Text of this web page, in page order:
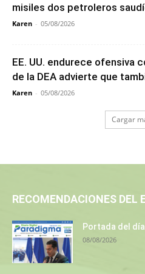
misiles dos petroleros
Karen - 05/08/2026
EE. UU. endurece ofensiva
de la DEA advierte que
Karen - 05/08/2026
Cargar
RECOMENDACIONES DEL
Portada del
08/08/2026